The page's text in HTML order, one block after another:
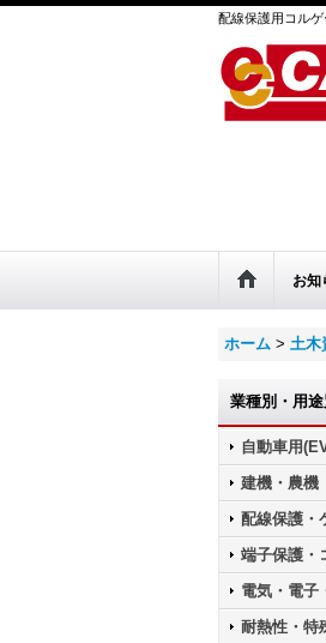
配線保護用コル
お知
ホーム > 土木
業種別・用途
自動車用
建機・農機
配線保護・
端子保護・
電気・電子
耐熱性・特